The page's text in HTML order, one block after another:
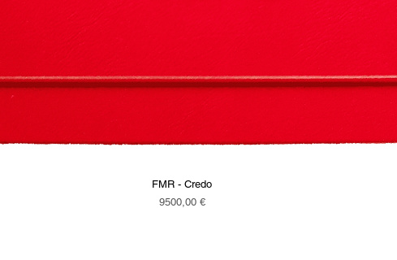
Vista rapida
FMR - Credo
Prezzo
9500,00 €